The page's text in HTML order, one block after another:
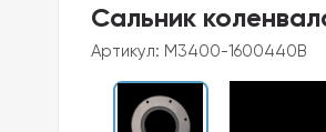
Сальник
Артикул: M3400-1600440B